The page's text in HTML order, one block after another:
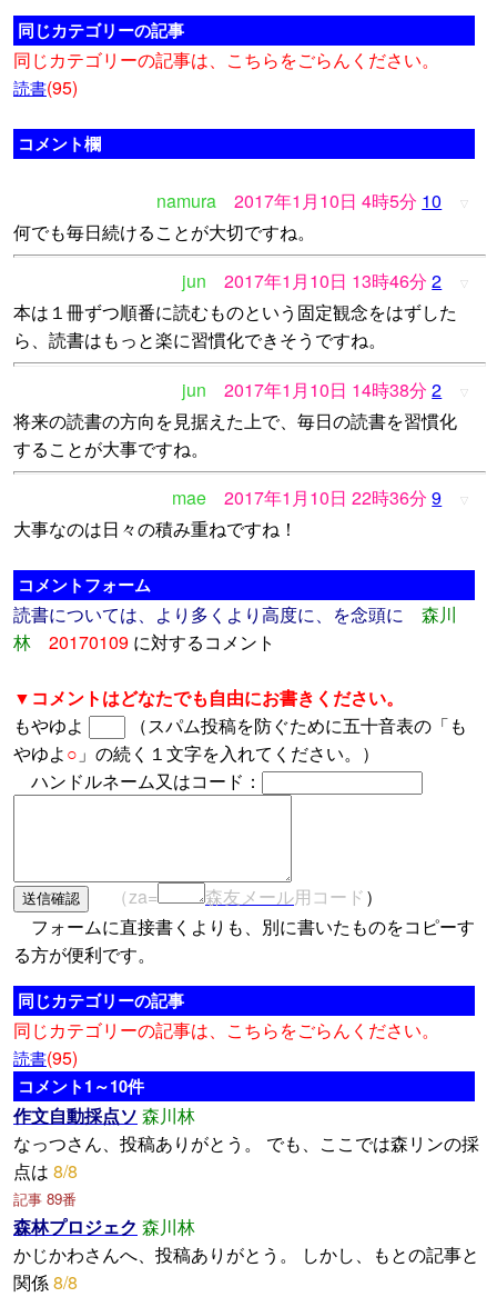
同じカテゴリーの記事
同じカテゴリーの記事は、こちらをごらんください。
読書(95)
コメント欄
namura 2017年1月10日 4時5分 10 ▽
何でも毎日続けることが大切ですね。
jun
2017年1月10日 13時46分 2 ▽
本は１冊ずつ順番に読むものという固定観念をはずした
ら、読書はもっと楽に習慣化できそうですね。
jun
2017年1月10日 14時38分 2 ▽
将来の読書の方向を見据えた上で、毎日の読書を習慣化
することが大事ですね。
mae
2017年1月10日 22時36分 9 ▽
大事なのは日々の積み重ねですね！
コメントフォーム
読書については、より多くより高度に、を念頭に
森川
林
20170109 に対するコメント
▼コメントはどなたでも自由にお書きください。
もやゆよ
（スパム投稿を防ぐために五十音表の「も
やゆよ○ 」の続く１文字を入れてください。）
ハンドルネーム又はコード：
（za= 森友メール用コード）
フォームに直接書くよりも、別に書いたものをコピーす
る方が便利です。
同じカテゴリーの記事
同じカテゴリーの記事は、こちらをごらんください。
読書(95)
コメント1～10件
作文自動採点ソ 森川林
なっつさん、投稿ありがとう。 でも、ここでは森リンの採
点は 8/8
記事 89番
森林プロジェク 森川林
かじかわさんへ、投稿ありがとう。 しかし、もとの記事と
関係8/8